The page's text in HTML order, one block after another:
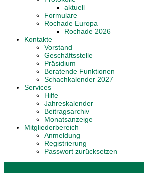
aktuell
Formulare
Rochade Europa
Rochade 2026
Kontakte
Vorstand
Geschäftsstelle
Präsidium
Beratende Funktionen
Schachkalender 2027
Services
Hilfe
Jahreskalender
Beitragsarchiv
Monatsanzeige
Mitgliederbereich
Anmeldung
Registrierung
Passwort zurücksetzen